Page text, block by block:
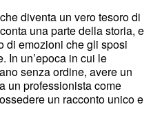
diventa un vero tesoro di
una parte della storia, e
di emozioni che gli sposi
In un’epoca in cui le
senza ordine, avere un
un professionista come
un racconto unico e